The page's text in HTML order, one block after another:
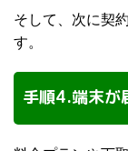
そして、次に契
す。
手順4.端末が